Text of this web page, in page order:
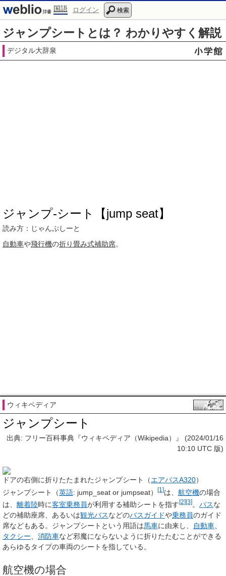
国語 ログイン 検索
ジャンプシートとは？ わかりやすく解説
デジタル大辞泉
ジャンプ‐シート【jump seat】
読み方：じゃんぷしーと
自動車や飛行機の折り畳み式補助席。
ウィキペディア
ジャンプシート
出典: フリー百科事典『ウィキペディア（Wikipedia）』 (2024/01/16
10:10 UTC 版)
ドアの右側に折りたたまれたジャンプシート（エアバスA320）
ジャンプシート
（英語: jump_seat or jumpseat） [1]は、 航空機の場合
は、 離着陸時に客室乗務員が利用する補助シートを指す[2][3] 。 バスな
どの補助座席、あるいは観光バスなどのバスガイドや乗務員のガイド
席などもある。ジャンプシートという用語は馬車に由来し、 自動車
タクシー
消防車など邪魔にならないように折りたたむことができる
あらゆるタイプの車両のシートを指している。
航空機の場合